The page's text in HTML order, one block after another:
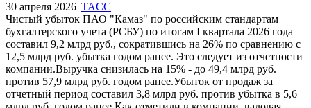
30 апреля 2026 TACC
Чистый убыток ПАО "Камаз" по российским стандартам
бухгалтерского учета (РСБУ) по итогам I квартала 2026 года
составил 9,2 млрд руб., сократившись на 26% по сравнению с
12,5 млрд руб. убытка годом ранее. Это следует из отчетности
компании.Выручка снизилась на 15% - до 49,4 млрд руб.
против 57,9 млрд руб. годом ранее.Убыток от продаж за
отчетный период составил 3,8 млрд руб. против убытка в 5,6